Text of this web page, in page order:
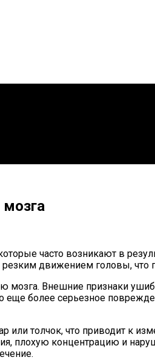
часто возникают в
движением головы, что
мозга. Внешние признаки
еще более серьезное
или толчок, что приводит к
плохую концентрацию и